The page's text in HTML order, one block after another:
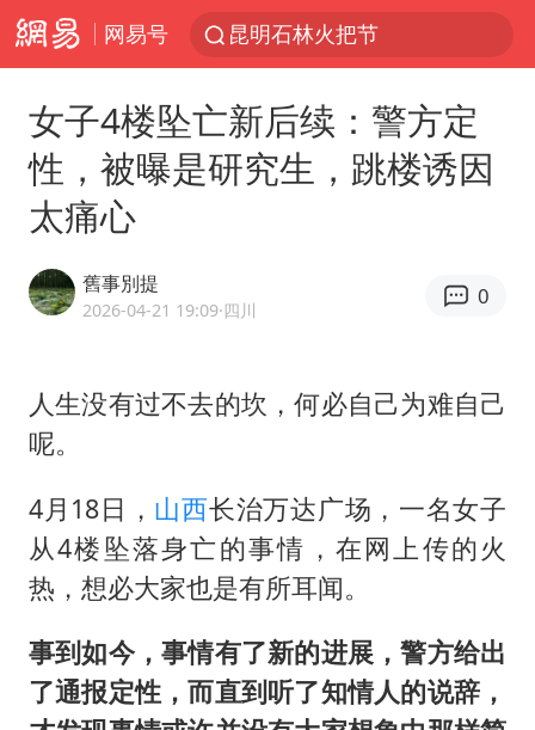
网易号
昆明石林火把节
江钨装备：无注入矿山资产安排
郑国霖回应去景区上班被保安拦下
感觉全东北都在等7号
扎哈罗娃批广岛市长不提美国原子弹
女子利用漏洞0元薅走3000多件家电
金饰克价大幅跳涨
多地要求领导干部带头休假
对话重庆地铁吐血女孩
女子4楼坠亡新后续：警方定
性，被曝是研究生，跳楼诱因
太痛心
舊事別提
2026-04-21 19:09·四川
0
人生没有过不去的坎，何必自己为难自己
呢。
4月18日， 山西长治万达广场，一名女子
从4楼坠落身亡的事情，在网上传的火
热，想必大家也是有所耳闻。
事到如今，事情有了新的进展，警方给出
了通报定性，而直到听了知情人的说辞，